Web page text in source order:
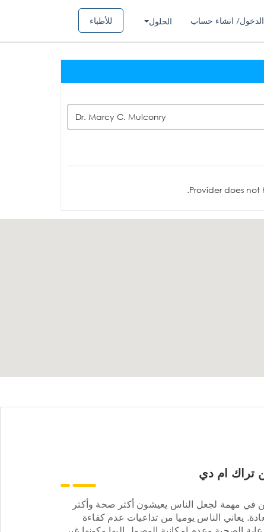
للأطباء الحلول انشاء حساب
Dr. Marcy C. Mulconry
Provider does
تراك ام دي
في مهمة لجعل الناس يعيشون أكثر صحة وأكثر
يعاني الناس يوميا من تداعيات عدم كفاءة